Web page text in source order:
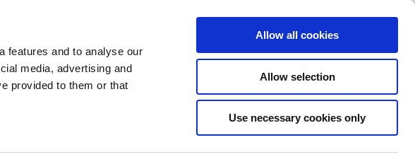
features and to analyse our
media, advertising and
provided to them or that
Allow all cookies
Allow selection
Use necessary cookies only
Buscar
ENTRAR
Carrito de compras (0)
Para la mesa Marca
Oferta